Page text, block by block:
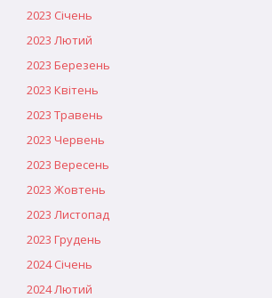
2023 Січень
2023 Лютий
2023 Березень
2023 Квітень
2023 Травень
2023 Червень
2023 Вересень
2023 Жовтень
2023 Листопад
2023 Грудень
2024 Січень
2024 Лютий